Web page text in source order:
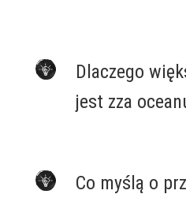
Dlaczego
jest zza
Co myślą o